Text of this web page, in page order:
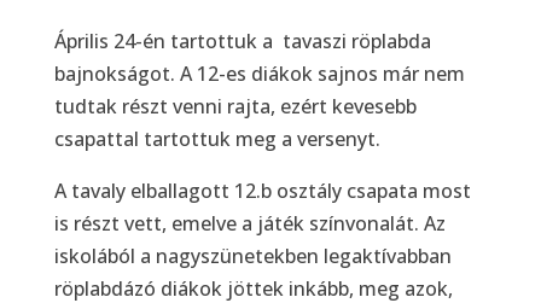
Április 24-én tartottuk a tavaszi röplabda
bajnokságot. A 12-es diákok sajnos már nem
tudtak részt venni rajta, ezért kevesebb
csapattal tartottuk meg a versenyt.
A tavaly elballagott 12.b osztály csapata most
is részt vett, emelve a játék színvonalát. Az
iskolából a nagyszünetekben legaktívabban
röplabdázó diákok jöttek inkább, meg azok,